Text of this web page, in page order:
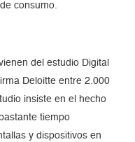
consumo.
del estudio Digital
Deloitte entre 2.000
insiste en el hecho
tiempo
y dispositivos en